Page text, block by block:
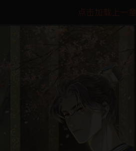
点击加载上一